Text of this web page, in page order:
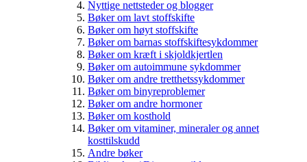
Nyttige nettsteder og blogger
Bøker om lavt stoffskifte
Bøker om høyt stoffskifte
Bøker om barnas stoffskiftesykdommer
Bøker om kræft i skjoldkjertlen
Bøker om autoimmune sykdommer
Bøker om andre tretthetssykdommer
Bøker om binyreproblemer
Bøker om andre hormoner
Bøker om kosthold
Bøker om vitaminer, mineraler og annet
kosttilskudd
Andre bøker